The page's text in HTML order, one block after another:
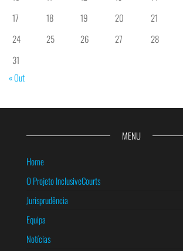
17
18 19 20 21
24
25 26 27 28
31
« Out
MENU
Home
O Projeto InclusiveCourts
Jurisprudência
Equipa
Notícias